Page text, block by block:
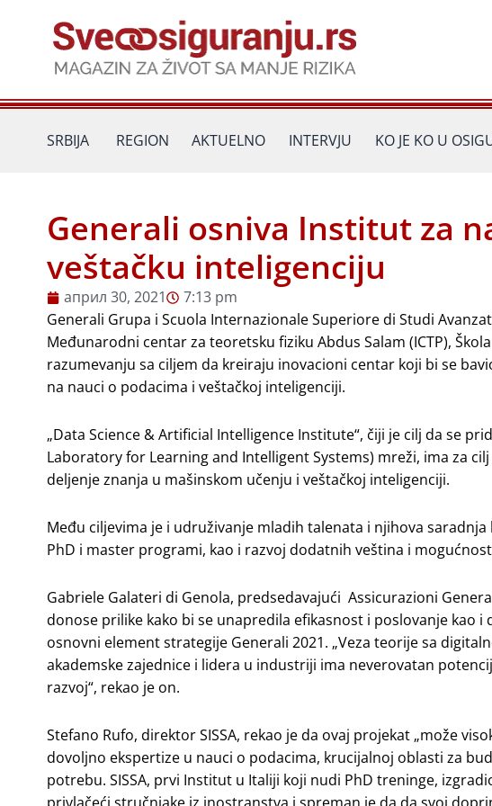
SRBIJA REGION AKTUELNO INTERVJU KO JE KO U
Generali osniva Institut za
veštačku inteligenciju
април 30, 2021
7:13 pm
Generali Grupa i Scuola Internazionale Superiore di Studi
Međunarodni centar za teoretsku fiziku Abdus Salam (ICTP),
razumevanju sa ciljem da kreiraju inovacioni centar koji bi se
na nauci o podacima i veštačkoj inteligenciji.
„Data Science & Artificial Intelligence Institute“, čiji je cilj da se
Laboratory for Learning and Intelligent Systems) mreži, ima za
deljenje znanja u mašinskom učenju i veštačkoj inteligenciji.
Među ciljevima je i udruživanje mladih talenata i njihova
PhD i master programi, kao i razvoj dodatnih veština i
Gabriele Galateri di Genola, predsedavajući Assicurazioni
donose prilike kako bi se unapredila efikasnost i poslovanje kao
osnovni element strategije Generali 2021. „Veza teorije sa
akademske zajednice i lidera u industriji ima neverovatan
razvoj“, rekao je on.
Stefano Rufo, direktor SISSA, rekao je da ovaj projekat „može
dovoljno ekspertize u nauci o podacima, krucijalnoj oblasti za
potrebu. SISSA, prvi Institut u Italiji koji nudi PhD treninge,